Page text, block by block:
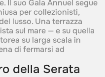
Il suo Gala Annuel segue
per collezionisti,
lusso. Una terrazza
sul mare — e su quella
su larga scala in
di fermarsi ad
della Serata